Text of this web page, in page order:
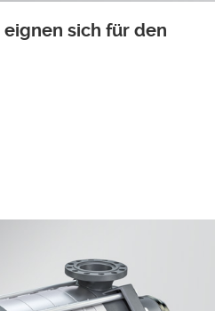
eignen sich für den